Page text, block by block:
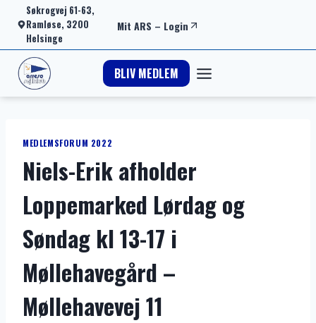
Fortsæt
indhold
Søkrogvej 61-63,
Ramløse, 3200
Helsinge
Mit ARS – Login
BLIV MEDLEM
MEDLEMSFORUM 2022
Niels-Erik afholder
Loppemarked Lørdag og
Søndag kl 13-17 i
Møllehavegård –
Møllehavevej 11